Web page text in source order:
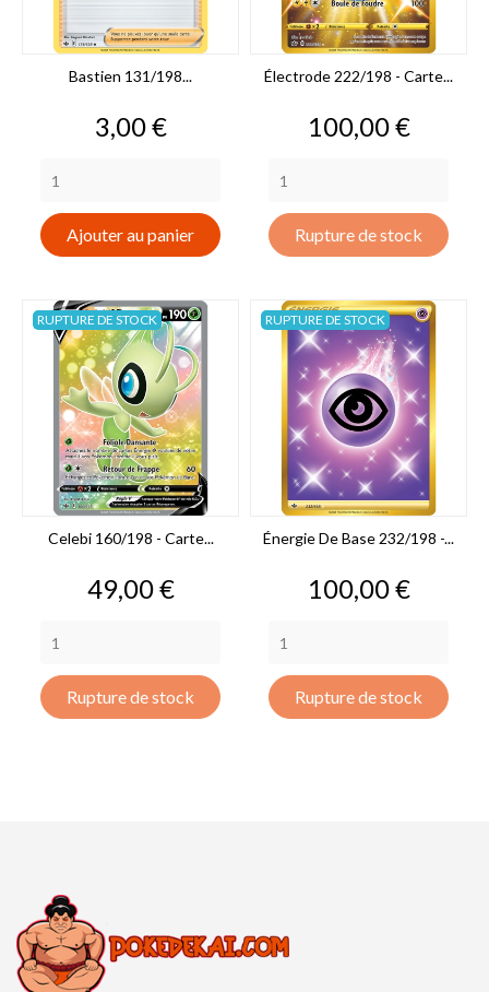
Bastien 131/198...
Prix
3,00 €
Ajouter au panier
Électrode 222/198 - Carte...
Prix
100,00 €
Rupture de stock
Celebi 160/198 - Carte...
Prix
49,00 €
Rupture de stock
RUPTURE DE STOCK
Énergie De Base 232/198 -...
Prix
100,00 €
Rupture de stock
RUPTURE DE STOCK